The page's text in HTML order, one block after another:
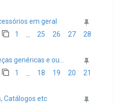
em geral
1 25 26 27 28
genéricas e ou...
1 18 19 20 21
Catálogos etc